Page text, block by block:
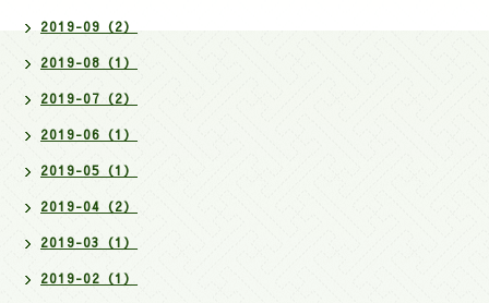
2019-09（2）
2019-08（1）
2019-07（2）
2019-06（1）
2019-05（1）
2019-04（2）
2019-03（1）
2019-02（1）